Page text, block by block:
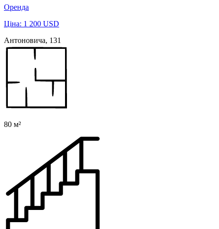
Оренда
Ціна: 1 200 USD
Антоновича, 131
80 м²